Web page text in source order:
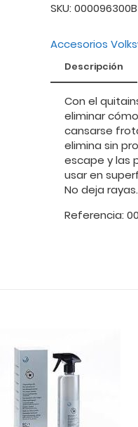
SKU: 000096300B
Accesorios
Descripción
Con el
eliminar
cansarse
elimina sin
escape y las
usar en
No deja rayas.
Referencia: